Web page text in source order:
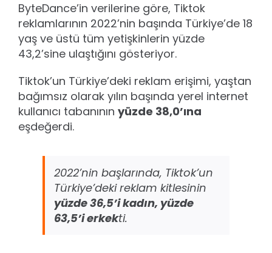
ByteDance’in verilerine göre, Tiktok
reklamlarının 2022’nin başında Türkiye’de 18
yaş ve üstü tüm yetişkinlerin yüzde
43,2’sine ulaştığını gösteriyor.
Tiktok’un Türkiye’deki reklam erişimi, yaştan
bağımsız olarak yılın başında yerel internet
kullanıcı tabanının yüzde 38,0’ına
eşdeğerdi.
2022’nin başlarında, Tiktok’un
Türkiye’deki reklam kitlesinin
yüzde 36,5’i kadın, yüzde
63,5’i erkekti.